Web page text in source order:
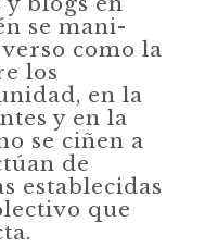
se mani­
como la
los
en la
y en la
se ciñen a
de
establecidas
que